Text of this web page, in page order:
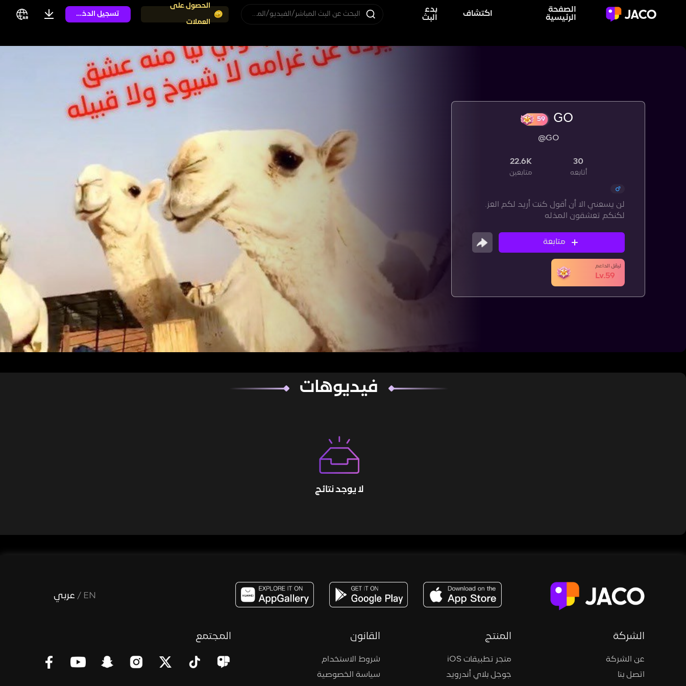
الصفحة
الرئيسية
اكتشاف
بدء
البث
البحث عن البث المباشر/الفيديو/المستخدم
الحصول على
العملات
تسجيل الدخول
GO
@GO
30
أتابعه
22.6K
متابعين
لن يسعني الا أن أقول كنت أريد لكم العز.
لكنكم تعشقون المذله
متابعة
ليڤل الداعم
Lv.59
فيديوهات
لا يوجد نتائج
EN
/ عربي
الشركة
عن الشركة
اتصل بنا
المنتج
متجر تطبيقات iOS
جوجل بلاي أندرويد
القانون
شروط الاستخدام
سياسة الخصوصية
المجتمع